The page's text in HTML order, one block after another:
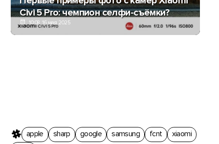
Civi 5 Pro: чемпион селфи-съёмки?
10:08, 16 мая 2025
apple sharp google samsung fcnt
xiaomi